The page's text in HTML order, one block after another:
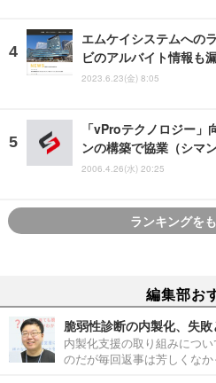
エムケイシステムへの
ビのアルバイト情報も
2023.6.23(金) 8:05
「vProテクノロジー」
ンの構築で協業（シマ
2006.4.26(水) 20:25
ランキングを
編集部お
脆弱性診断の内製化、失
内製化支援の取り組みにつ
のだが毎回返事は芳しくなか